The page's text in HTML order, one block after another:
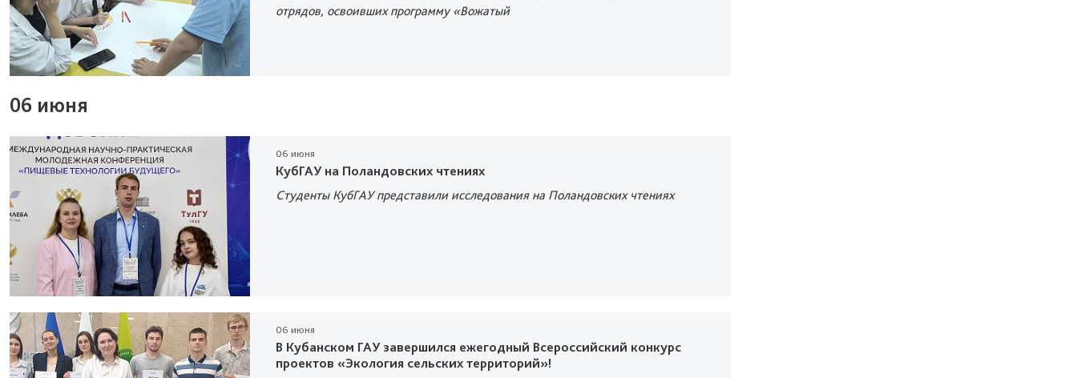
отрядов, освоивших программу «Вожатый
06 июня
06 июня
КубГАУ на Поландовских чтениях
Студенты КубГАУ представили исследования на Поландовских чтениях
06 июня
В Кубанском ГАУ завершился ежегодный Всероссийский конкурс
проектов «Экология сельских территорий»!